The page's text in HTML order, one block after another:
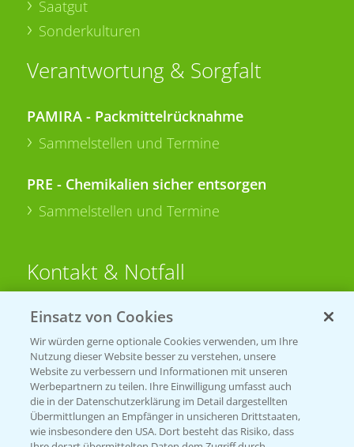
Saatgut
Sonderkulturen
Verantwortung & Sorgfalt
PAMIRA - Packmittelrücknahme
Sammelstellen und Termine
PRE - Chemikalien sicher entsorgen
Sammelstellen und Termine
Kontakt & Notfall
Beratung auf WhatsApp
T.+49 (0)174 346 564 1
KONTAKT
Hilfe in Notfällen
Einsatz von Cookies
Wir würden gerne optionale Cookies verwenden, um Ihre
Nutzung dieser Website besser zu verstehen, unsere
Website zu verbessern und Informationen mit unseren
Werbepartnern zu teilen. Ihre Einwilligung umfasst auch
die in der Datenschutzerklärung im Detail dargestellten
Übermittlungen an Empfänger in unsicheren Drittstaaten,
wie insbesondere den USA. Dort besteht das Risiko, dass